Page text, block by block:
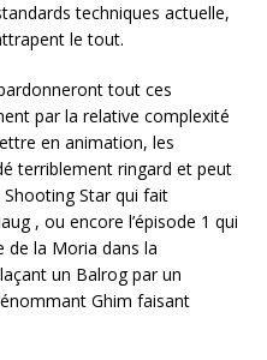
techniques actuelle,
le tout.
tout ces
par la relative complexité
en animation, les
terriblement ringard et peut
Shooting Star qui fait
, ou encore l’épisode 1 qui
de la Moria dans la
un Balrog par un
Ghim faisant